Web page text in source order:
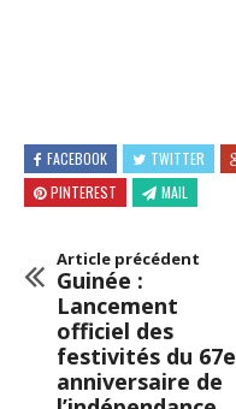
FACEBOOK TWITTER
PINTEREST
MAIL
Article précédent
Guinée :
Lancement
officiel des
festivités du 67e
anniversaire de